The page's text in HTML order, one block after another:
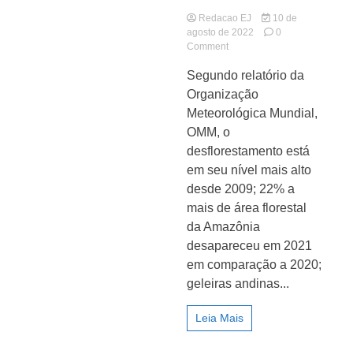
Redacao EJ
10 de
agosto de 2022
0
Commenton
climática
ameaça
população
e
economias
latino-
Segundo relatório da
Organização
Meteorológica Mundial,
OMM, o
desflorestamento está
em seu nível mais alto
desde 2009; 22% a
mais de área florestal
da Amazônia
desapareceu em 2021
em comparação a 2020;
geleiras andinas...
Leia Mais